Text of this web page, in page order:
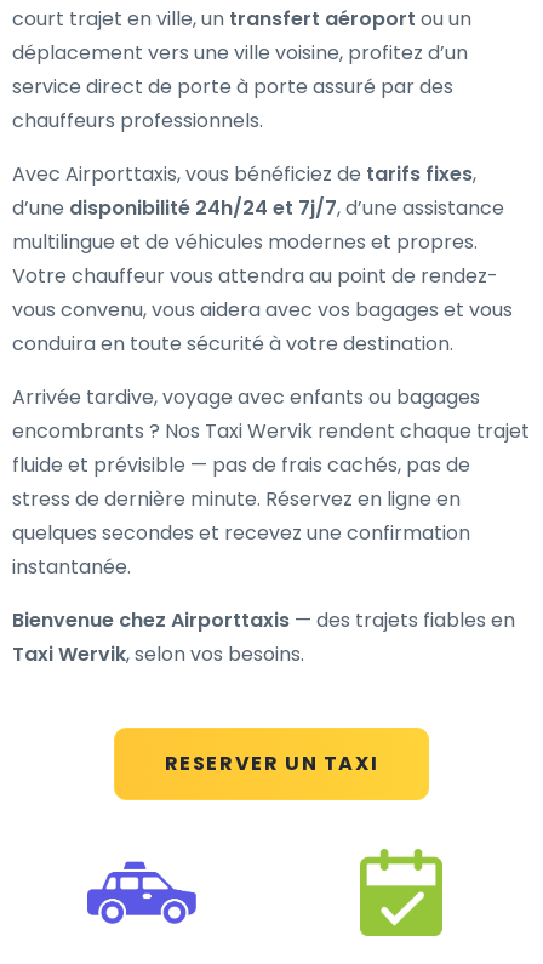
RESERVER UN TAXI
court trajet en ville, un transfert aéroport ou un
déplacement vers une ville voisine, profitez d’un
service direct de porte à porte assuré par des
chauffeurs professionnels.
Avec Airporttaxis, vous bénéficiez de tarifs fixes,
d’une disponibilité 24h/24 et 7j/7, d’une assistance
multilingue et de véhicules modernes et propres.
Votre chauffeur vous attendra au point de rendez-
vous convenu, vous aidera avec vos bagages et vous
conduira en toute sécurité à votre destination.
Arrivée tardive, voyage avec enfants ou bagages
encombrants ? Nos Taxi Wervik rendent chaque trajet
fluide et prévisible — pas de frais cachés, pas de
stress de dernière minute. Réservez en ligne en
quelques secondes et recevez une confirmation
instantanée.
Bienvenue chez Airporttaxis — des trajets fiables en
Taxi Wervik, selon vos besoins.